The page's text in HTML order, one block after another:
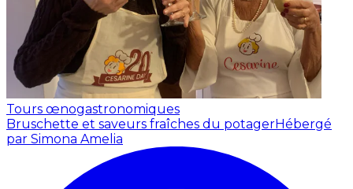
Tours œnogastronomiques
Bruschette et saveurs fraîches du potagerHébergé
par Simona Amelia